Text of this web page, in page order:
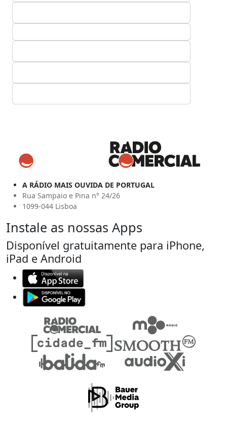
A RÁDIO MAIS OUVIDA DE PORTUGAL
Rua Sampaio e Pina n° 24/26
1099-044 Lisboa
Instale as nossas Apps
Disponível gratuitamente para iPhone,
iPad e Android